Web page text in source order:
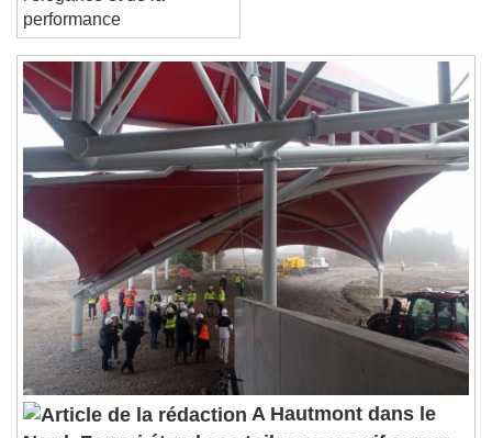
A Hautmont dans le
Nord, Ferrari étend ses toiles rouge vif sur un